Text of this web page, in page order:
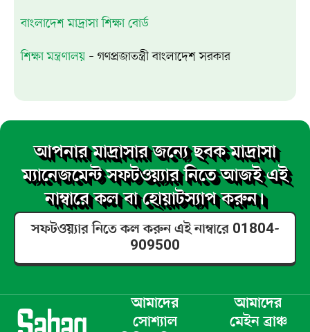
বাংলাদেশ মাদ্রাসা শিক্ষা বোর্ড
শিক্ষা মন্ত্রণালয় – গণপ্রজাতন্ত্রী বাংলাদেশ সরকার
আপনার মাদ্রাসার জন্যে ছবক মাদ্রাসা
ম্যানেজমেন্ট সফটওয়্যার নিতে আজই এই
নাম্বারে কল বা হোয়াটস্যাপ করুন।
সফটওয়্যার নিতে কল করুন এই নাম্বারে 01804-
909500
আমাদের
সোশ্যাল
আমাদের
মেইন ব্রাঞ্চ